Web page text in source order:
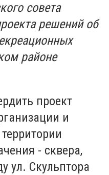
совета
решений об
районе
проект
и
- сквера,
ул. Скульптора